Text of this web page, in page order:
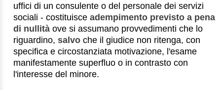
uffici di un consulente o del personale dei servizi
sociali - costituisceadempimento previsto a pena
di nullità ove si assumano provvedimenti che lo
riguardino, salvo che il giudice non ritenga, con
specifica e circostanziata motivazione, l'esame
manifestamente superfluo o in contrasto con
l'interesse del minore.